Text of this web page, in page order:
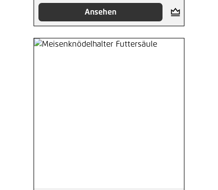
Ansehen